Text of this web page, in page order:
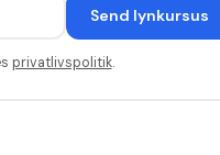
Send lynkursus
privatlivspolitik.